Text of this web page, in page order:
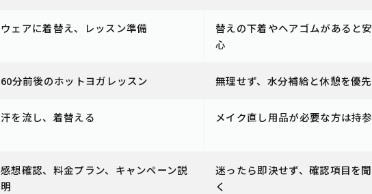
ウェアに着替え、レッスン準備
替えの下着やヘアゴムがあると安
心
60分前後のホットヨガレッスン 無理せず、水分補給と休憩を優先
汗を流し、着替える メイク直し用品が必要な方は持参
感想確認、料金プラン、キャンペーン説
明
迷ったら即決せず、確認項目を聞
く